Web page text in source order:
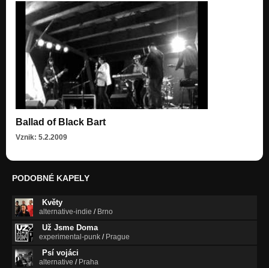
Ballad of Black Bart
Vznik: 5.2.2009
PODOBNÉ KAPELY
Květy
alternative-indie / Brno
Už Jsme Doma
experimental-punk / Prague
Psí vojáci
alternative / Praha